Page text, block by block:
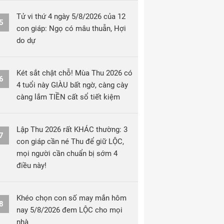
Tử vi thứ 4 ngày 5/8/2026 của 12
con giáp: Ngọ có mâu thuẫn, Hợi
do dự
Két sắt chật chỗ! Mùa Thu 2026 có
4 tuổi này GIÀU bất ngờ, càng cày
càng lắm TIỀN cất sổ tiết kiệm
Lập Thu 2026 rất KHÁC thường: 3
con giáp cần né Thu để giữ LỘC,
mọi người cần chuẩn bị sớm 4
điều này!
Khéo chọn con số may mắn hôm
nay 5/8/2026 đem LỘC cho mọi
nhà